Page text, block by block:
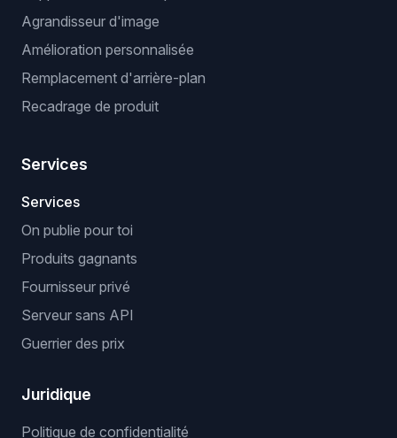
Agrandisseur d'image
Amélioration personnalisée
Remplacement d'arrière-plan
Recadrage de produit
Services
Services
On publie pour toi
Produits gagnants
Fournisseur privé
Serveur sans API
Guerrier des prix
Juridique
Politique de confidentialité